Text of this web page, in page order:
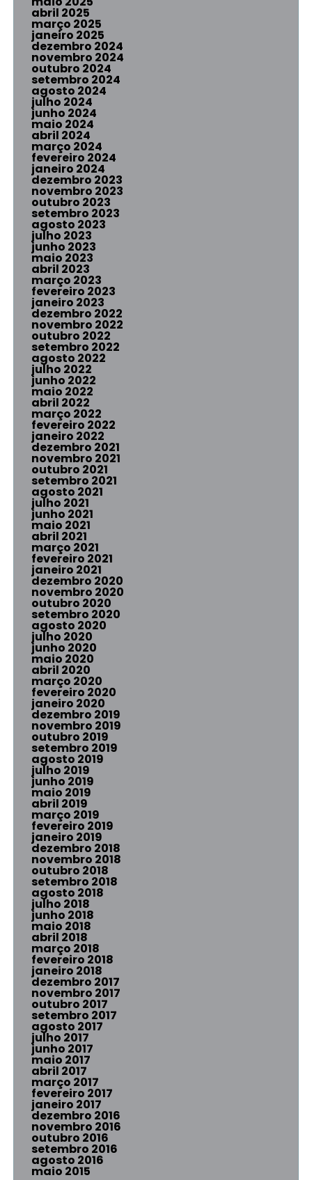
abril 2025
março 2025
janeiro 2025
dezembro 2024
novembro 2024
outubro 2024
setembro 2024
agosto 2024
julho 2024
junho 2024
maio 2024
abril 2024
março 2024
fevereiro 2024
janeiro 2024
dezembro 2023
novembro 2023
outubro 2023
setembro 2023
agosto 2023
julho 2023
junho 2023
maio 2023
abril 2023
março 2023
fevereiro 2023
janeiro 2023
dezembro 2022
novembro 2022
outubro 2022
setembro 2022
agosto 2022
julho 2022
junho 2022
maio 2022
abril 2022
março 2022
fevereiro 2022
janeiro 2022
dezembro 2021
novembro 2021
outubro 2021
setembro 2021
agosto 2021
julho 2021
junho 2021
maio 2021
abril 2021
março 2021
fevereiro 2021
janeiro 2021
dezembro 2020
novembro 2020
outubro 2020
setembro 2020
agosto 2020
julho 2020
junho 2020
maio 2020
abril 2020
março 2020
fevereiro 2020
janeiro 2020
dezembro 2019
novembro 2019
outubro 2019
setembro 2019
agosto 2019
julho 2019
junho 2019
maio 2019
abril 2019
março 2019
fevereiro 2019
janeiro 2019
dezembro 2018
novembro 2018
outubro 2018
setembro 2018
agosto 2018
julho 2018
junho 2018
maio 2018
abril 2018
março 2018
fevereiro 2018
janeiro 2018
dezembro 2017
novembro 2017
outubro 2017
setembro 2017
agosto 2017
julho 2017
junho 2017
maio 2017
abril 2017
março 2017
fevereiro 2017
janeiro 2017
dezembro 2016
novembro 2016
outubro 2016
setembro 2016
agosto 2016
maio 2015